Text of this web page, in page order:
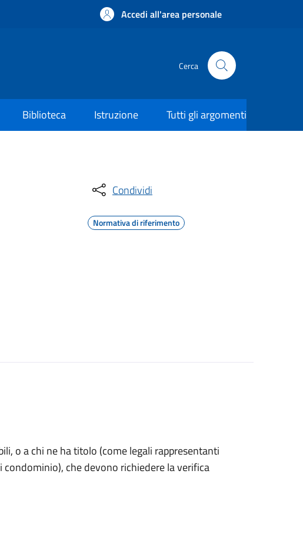
Accedi all'area personale
Cerca
Biblioteca Istruzione Tutti gli argomenti
Condividi
Normativa di riferimento
o a chi ne ha titolo (come legali rappresentanti
che devono richiedere la verifica